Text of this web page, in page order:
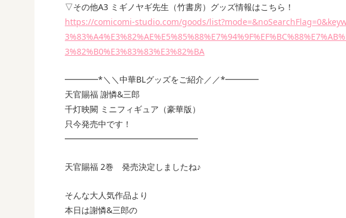
▽その他A3 ミギノヤギ先生（竹書房）グッズ情報はこちら！
https://comicomi-studio.com/goods/
3%82%B0%E3%83%83%E3%82%BA
━━━━*＼＼中華BLグッズをご紹介／／*━━━━
天官賜福 謝憐&三郎
千灯映闕 ミニフィギュア（豪華版）
只今発売中です！
━━━━━━━━━━━━━━━━
天官賜福 2巻 発売決定しましたね♪
そんな大人気作品より
本日は謝憐&三郎の